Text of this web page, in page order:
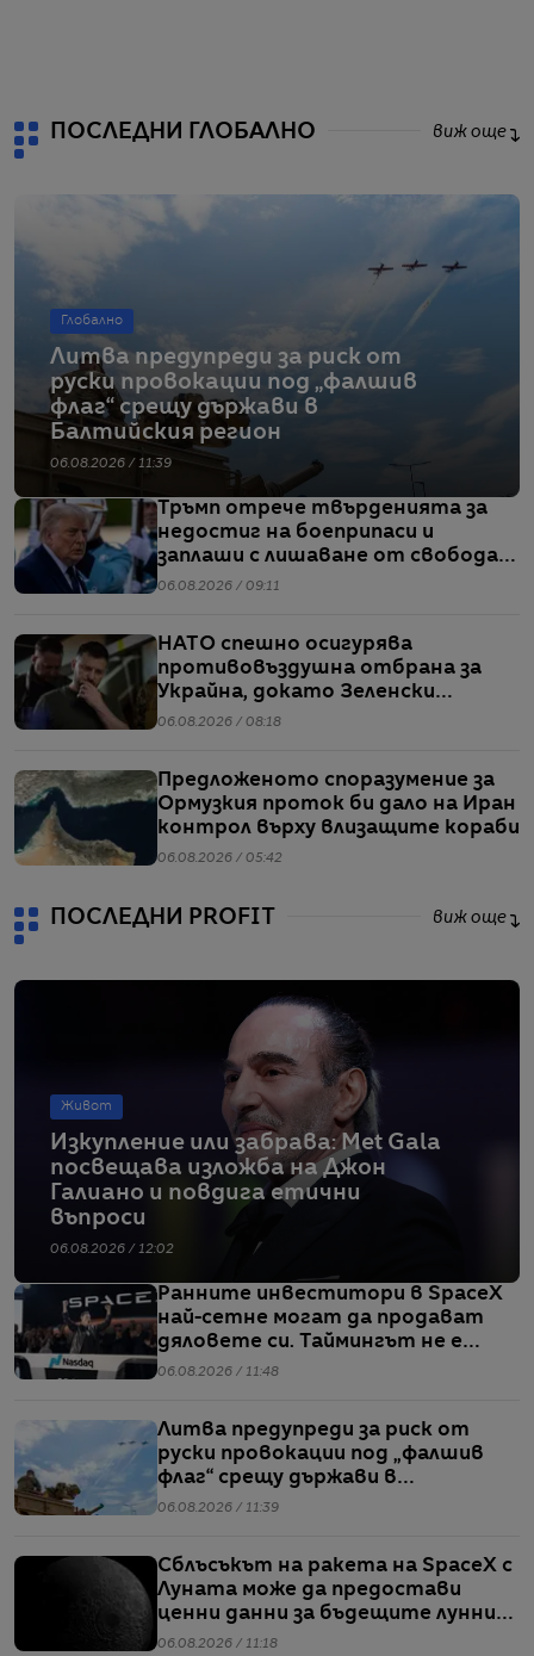
ПОСЛЕДНИ ГЛОБАЛНО виж още
Глобално
Литва предупреди за риск от
руски провокации под „фалшив
флаг“ срещу държави в
Балтийския регион
06.08.2026 / 11:39
Тръмп отрече твърденията за
недостиг на боеприпаси и
заплаши с лишаване от свобода
хората, които разпространяват
06.08.2026 / 09:11
НАТО спешно осигурява
противовъздушна отбрана за
Украйна, докато Зеленски
предупреждава за рязък ръст в
06.08.2026 / 08:18
Предложеното споразумение за
Ормузкия проток би дало на Иран
контрол върху влизащите кораби
06.08.2026 / 05:42
ПОСЛЕДНИ PROFIT виж още
Живот
Изкупление или забрава: Met Gala
посвещава изложба на Джон
Галиано и повдига етични
въпроси
06.08.2026 / 12:02
Ранните инвеститори в SpaceX
най-сетне могат да продават
дяловете си. Таймингът не е
идеален
06.08.2026 / 11:48
Литва предупреди за риск от
руски провокации под „фалшив
флаг“ срещу държави в
Балтийския регион
06.08.2026 / 11:39
Сблъсъкът на ракета на SpaceX с
Луната може да предостави
ценни данни за бъдещите лунни
мисии
06.08.2026 / 11:18